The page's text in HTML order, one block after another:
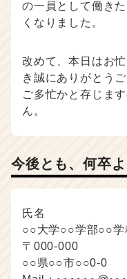
の一員として働き
くなりました。
改めて、本日はお
き誠にありがとうご
ご多忙かと存じま
ん。
今後とも、何卒
氏名
○○大学○○学部○○学
〒000-000
○○県○○市○○0-0